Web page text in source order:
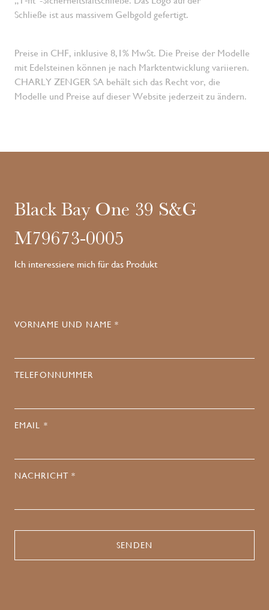
Schließe ist aus massivem Gelbgold gefertigt.
Preise in CHF, inklusive 8,1% MwSt. Die Preise der Modelle
mit Edelsteinen können je nach Marktentwicklung variieren.
CHARLY ZENGER SA behält sich das Recht vor, die
Modelle und Preise auf dieser Website jederzeit zu ändern.
Black Bay One 39 S&G
M79673-0005
Ich interessiere mich für das Produkt
VORNAME UND NAME *
TELEFONNUMMER
EMAIL *
NACHRICHT *